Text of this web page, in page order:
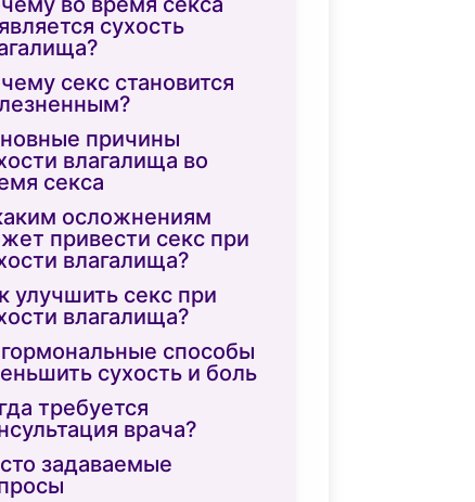
сухость
секс становится
причины
влагалища во
секса
осложнениям
привести секс при
влагалища?
улучшить секс при
влагалища?
способы
сухость и боль
требуется
врача?
задаваемые